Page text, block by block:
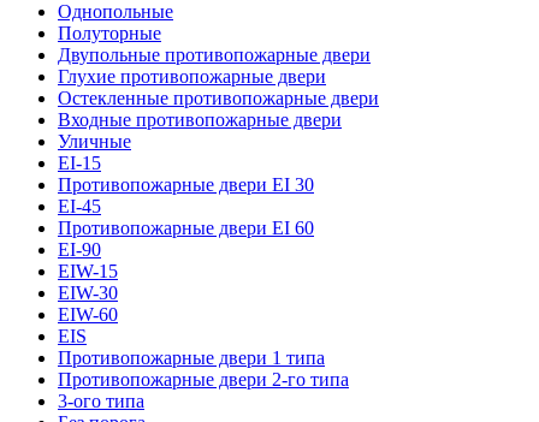
Однопольные
Полуторные
Двупольные противопожарные двери
Глухие противопожарные двери
Остекленные противопожарные двери
Входные противопожарные двери
Уличные
EI-15
Противопожарные двери EI 30
EI-45
Противопожарные двери EI 60
EI-90
EIW-15
EIW-30
EIW-60
EIS
Противопожарные двери 1 типа
Противопожарные двери 2-го типа
3-ого типа